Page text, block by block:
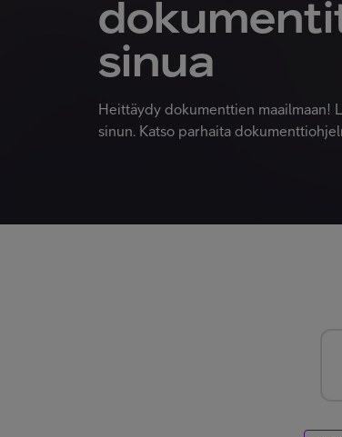
sinua
Heittäydy dokumenttien maailmaan!
sinun. Katso parhaita